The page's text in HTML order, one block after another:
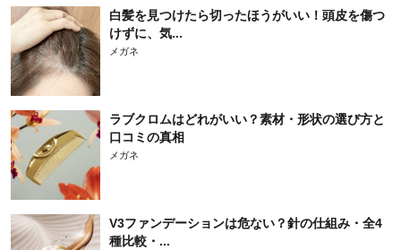
白髪を見つけたら切ったほうがいい！頭皮を傷つ
けずに、気...
メガネ
ラブクロムはどれがいい？素材・形状の選び方と
口コミの真相
メガネ
V3ファンデーションは危ない？針の仕組み・全4
種比較・...